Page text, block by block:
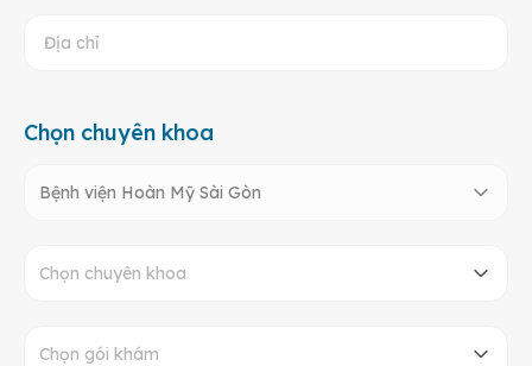
Chọn chuyên khoa
Bệnh viện Hoàn Mỹ Sài Gòn
Chọn chuyên khoa
Chọn gói khám